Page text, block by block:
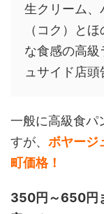
生クリーム、
（コク）と
な食感の高
ュサイド店頭
一般に高級食パ
すが、 ボヤージ
町価格！
350円～650円